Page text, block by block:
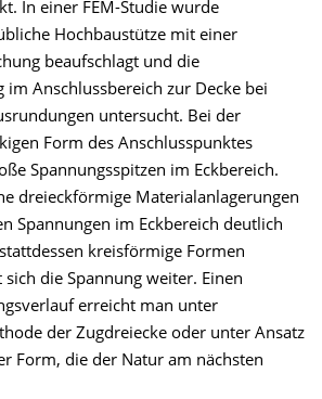
In einer FEM-Studie wurde
Hochbaustütze mit einer
beaufschlagt und die
im Anschlussbereich zur Decke bei
untersucht. Bei der
Form des Anschlusspunktes
Spannungsspitzen im Eckbereich.
dreieckförmige Materialanlagerungen
Spannungen im Eckbereich deutlich
kreisförmige Formen
die Spannung weiter. Einen
erreicht man unter
der Zugdreiecke oder unter Ansatz
Form, die der Natur am nächsten